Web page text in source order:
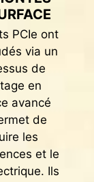
PCIe ont
via un
de
en
avancé
de
les
et le
Ils
les
avancé
le
et les
à la
pur